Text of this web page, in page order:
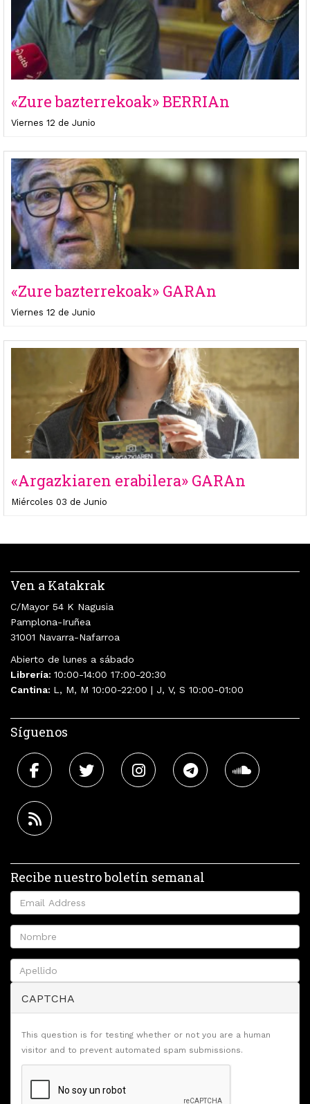
«Zure bazterrekoak» BERRIAn
Viernes 12 de Junio
«Zure bazterrekoak» GARAn
Viernes 12 de Junio
«Argazkiaren erabilera» GARAn
Miércoles 03 de Junio
Ven a Katakrak
C/Mayor 54 K Nagusia
Pamplona-Iruñea
31001 Navarra-Nafarroa
Abierto de lunes a sábado
Librería: 10:00-14:00 17:00-20:30
Cantina: L, M, M 10:00-22:00 | J, V, S 10:00-01:00
Síguenos
Recibe nuestro boletín semanal
CAPTCHA
This question is for testing whether or not you are a human
visitor and to prevent automated spam submissions.